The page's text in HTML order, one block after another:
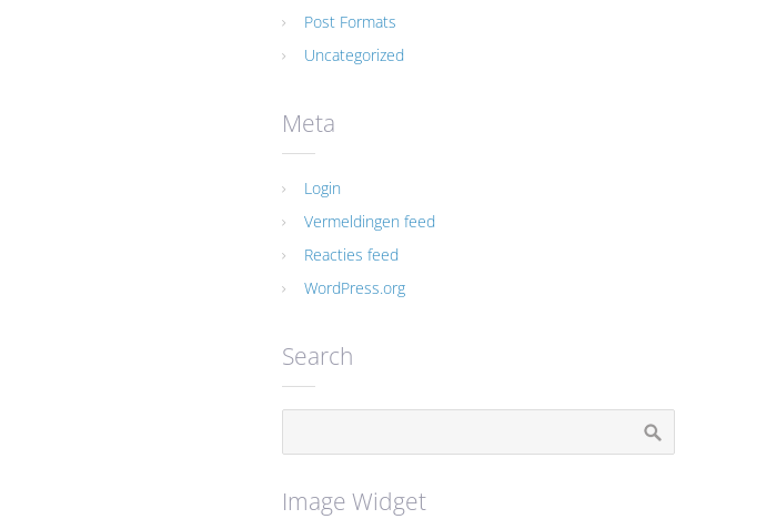
Post Formats
Uncategorized
Meta
Login
Vermeldingen feed
Reacties feed
WordPress.org
Search
Image Widget